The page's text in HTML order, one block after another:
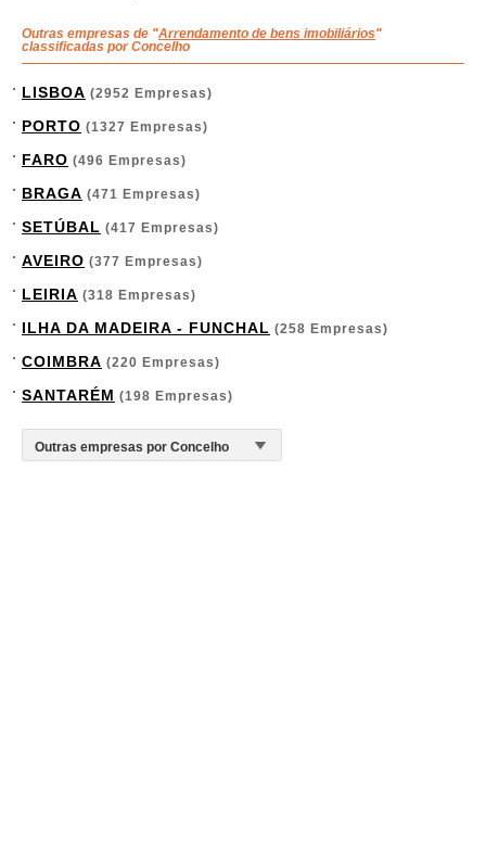
Outras empresas de "Arrendamento de bens imobiliários"
classificadas por Concelho
LISBOA (2952 Empresas)
PORTO (1327 Empresas)
FARO (496 Empresas)
BRAGA (471 Empresas)
SETÚBAL (417 Empresas)
AVEIRO (377 Empresas)
LEIRIA (318 Empresas)
ILHA DA MADEIRA - FUNCHAL (258 Empresas)
COIMBRA (220 Empresas)
SANTARÉM (198 Empresas)